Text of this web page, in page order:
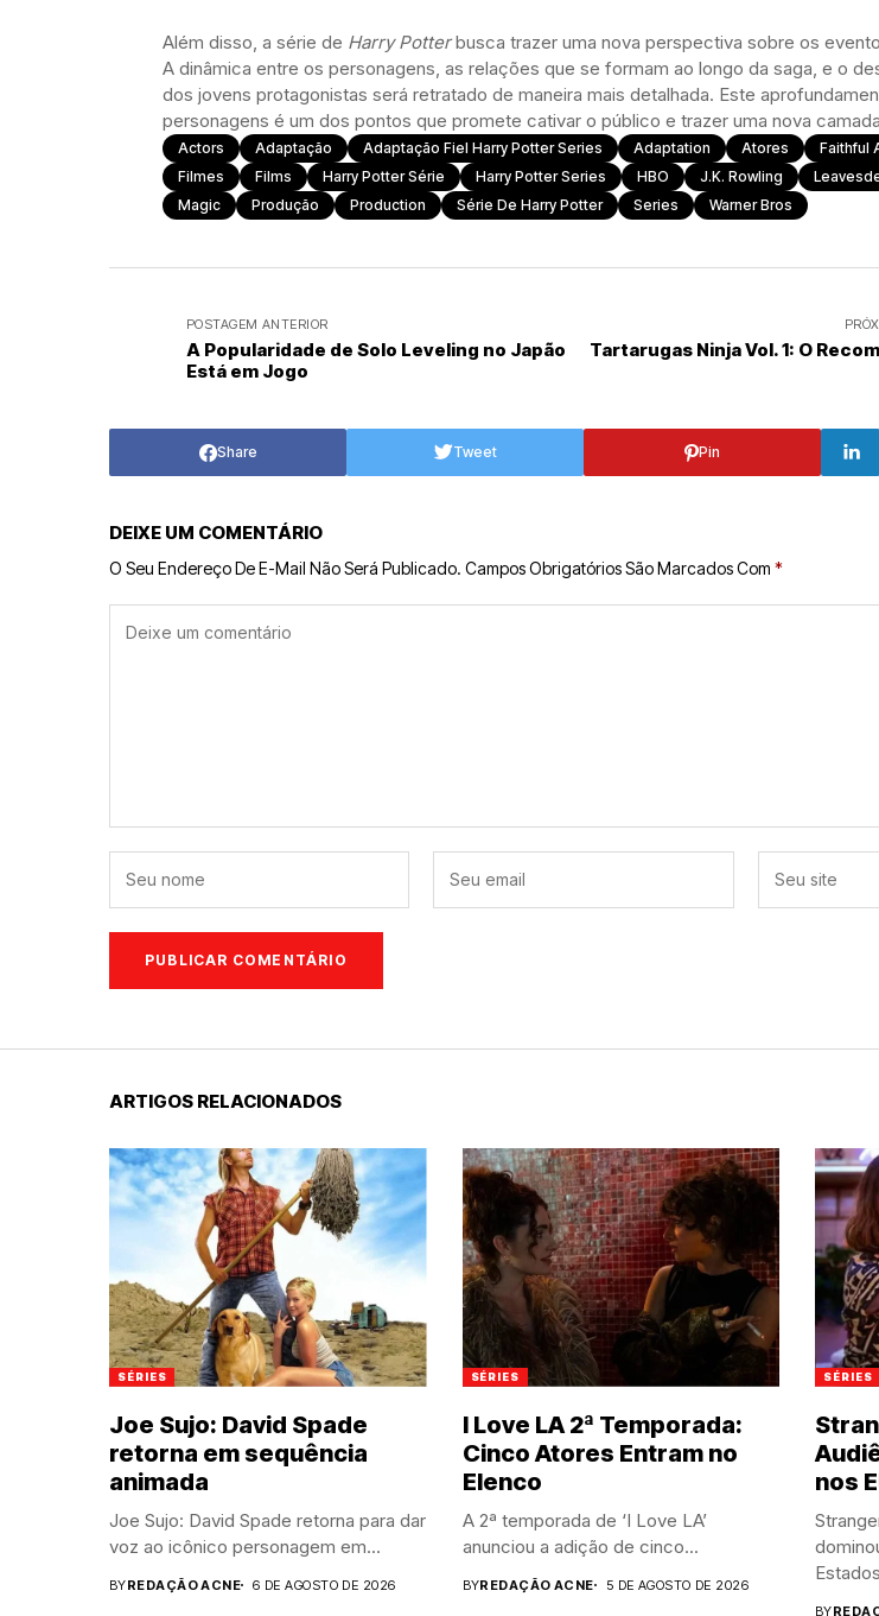
Além disso, a série de Harry Potterbusca trazer uma nova perspectiva sobre os
A dinâmica entre os personagens, as relações que se formam ao longo da saga, e o
dos jovens protagonistas será retratado de maneira mais detalhada. Este
personagens é um dos pontos que promete cativar o público e trazer uma nova
Actors Adaptação Adaptação Fiel Harry Potter Series Adaptation Atores
Faithful
Filmes
Films Harry Potter Série Harry Potter Series HBO J.K. Rowling
Magic
Produção Production Série De Harry Potter Series Warner Bros
POSTAGEM ANTERIOR
A Popularidade de Solo Leveling no Japão
Está em Jogo
Tartarugas Ninja Vol. 1: O
Share Tweet Pin
DEIXE UM COMENTÁRIO
O Seu Endereço De E-Mail Não Será Publicado. Campos Obrigatórios São Marcados Com *
ARTIGOS RELACIONADOS
SÉRIES
Joe Sujo: David Spade
retorna em sequência
animada
Joe Sujo: David Spade retorna para dar
voz ao icônico personagem em...
BYREDAÇÃO ACNE 6 DE AGOSTO DE 2026
SÉRIES
I Love LA 2ª Temporada:
Cinco Atores Entram no
Elenco
A 2ª temporada de ‘I Love LA’
anunciou a adição de cinco...
BYREDAÇÃO ACNE 5 DE AGOSTO DE 2026
SÉRIES
nos
BY